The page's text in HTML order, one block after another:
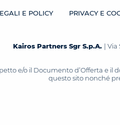
E POLICY PRIVACY E
Kairos Partners Sgr S.p.A. | Via
e/o il Documento d’Offerta e
questo sito nonché